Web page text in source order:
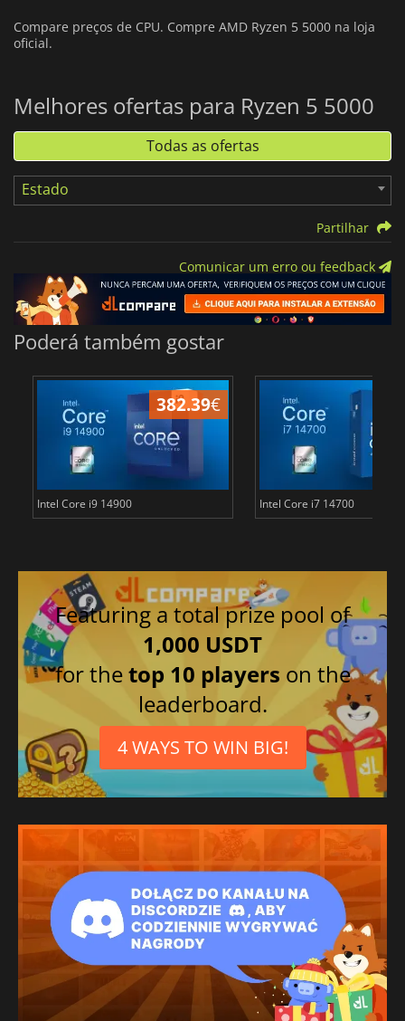
Compare preços de CPU. Compre AMD Ryzen 5 5000 na loja
oficial.
Melhores ofertas para Ryzen 5 5000
Todas as ofertas
Estado
Partilhar
Comunicar um erro ou feedback
Poderá também gostar
382.39€
Intel Core i9 14900 Intel Core i7 14700
Featuring a total prize pool of
1,000 USDT
for thetop 10 players on the
leaderboard.
4 WAYS TO WIN BIG!